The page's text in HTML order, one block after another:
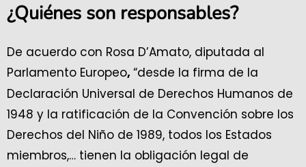
¿Quiénes son responsables?
De acuerdo con Rosa D’Amato, diputada al
Parlamento Europeo, “desde la firma de la
Declaración Universal de Derechos Humanos de
1948 y la ratificación de la Convención sobre los
Derechos del Niño de 1989, todos los Estados
miembros,… tienen la obligación legal de